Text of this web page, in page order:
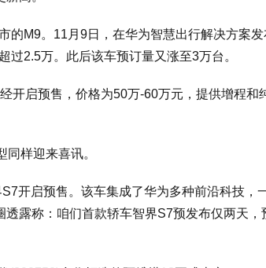
的M9。11月9日，在华为智慧出行解决方案发
过2.5万。此后该车预订量又涨至3万台。
开启预售，价格为50万-60万元，提供增程和
样迎来喜讯。
开启预售。该车集成了华为多种前沿科技，
透露称：咱们首款轿车智界S7预发布仅两天，